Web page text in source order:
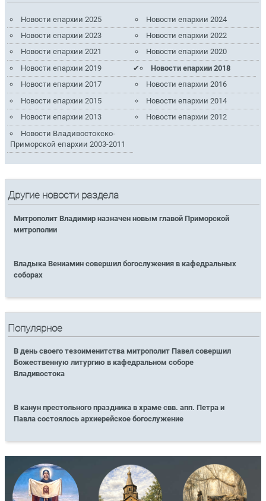
Новости епархии 2025
Новости епархии 2024
Новости епархии 2023
Новости епархии 2022
Новости епархии 2021
Новости епархии 2020
Новости епархии 2019
Новости епархии 2018
Новости епархии 2017
Новости епархии 2016
Новости епархии 2015
Новости епархии 2014
Новости епархии 2013
Новости епархии 2012
Новости Владивостокско-
Приморской епархии 2003-2011
Другие новости раздела
Митрополит Владимир назначен новым главой Приморской
митрополии
Владыка Вениамин совершил богослужения в кафедральных
соборах
Популярное
В день своего тезоименитства митрополит Павел совершил
Божественную литургию в кафедральном соборе
Владивостока
В канун престольного праздника в храме свв. апп. Петра и
Павла состоялось архиерейское богослужение